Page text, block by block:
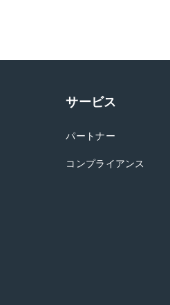
サービス
パートナー
コンプライアンス